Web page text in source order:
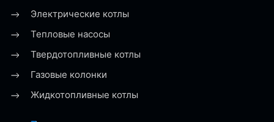
Электрические котлы
Тепловые насосы
Твердотопливные котлы
Газовые колонки
Жидкотопливные котлы